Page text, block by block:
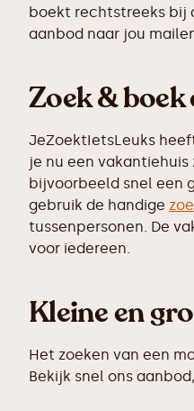
boekt rechtstreeks bij
aanbod naar jou
Zoek &
JeZoektIetsLeuks
je nu een vakantiehuis
bijvoorbeeld snel een
gebruik de handige
tussenpersonen. De
voor iedereen.
Kleine en
Het zoeken van een
Bekijk snel ons